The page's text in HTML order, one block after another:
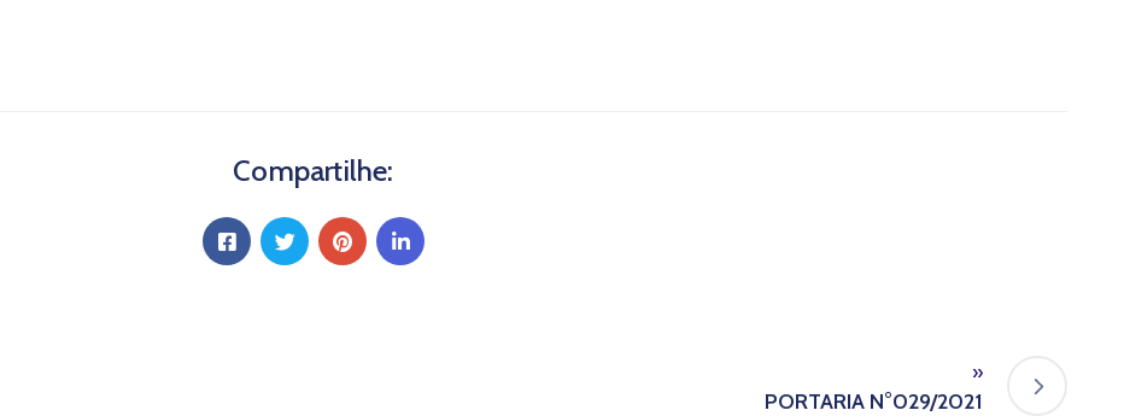
Compartilhe:
»
PORTARIA N°029/2021